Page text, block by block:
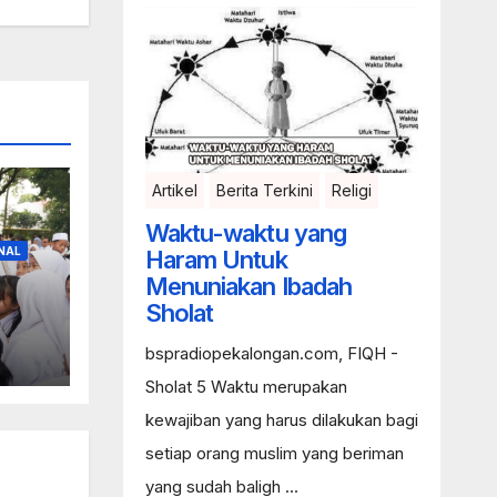
Artikel Berita Terkini Religi
Waktu-waktu yang
Haram Untuk
Menuniakan Ibadah
Sholat
bspradiopekalongan.com, FIQH -
Sholat 5 Waktu merupakan
kewajiban yang harus dilakukan bagi
setiap orang muslim yang beriman
yang sudah baligh ...